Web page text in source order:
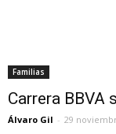
Familias
Carrera BBVA
Álvaro Gil - 29